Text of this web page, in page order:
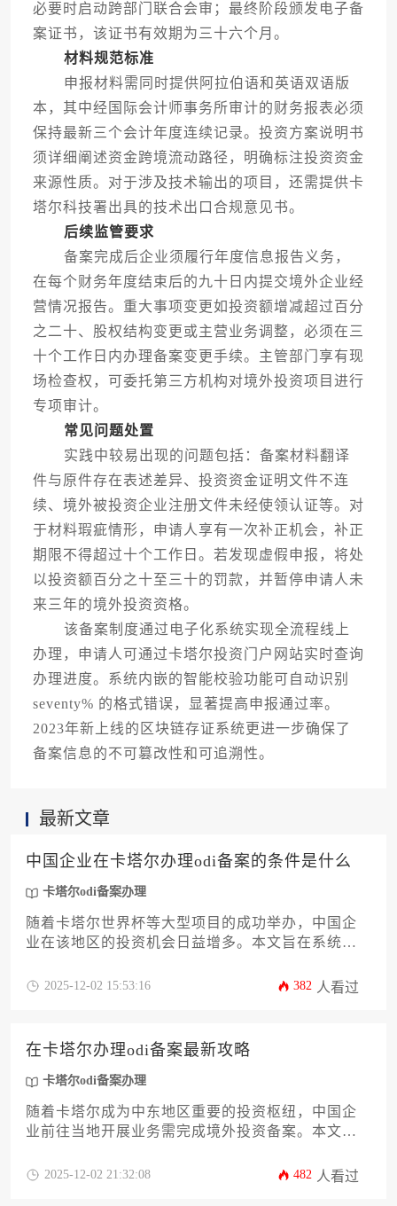
必要时启动跨部门联合会审；最终阶段颁发电子备
案证书，该证书有效期为三十六个月。
材料规范标准
申报材料需同时提供阿拉伯语和英语双语版
本，其中经国际会计师事务所审计的财务报表必须
保持最新三个会计年度连续记录。投资方案说明书
须详细阐述资金跨境流动路径，明确标注投资资金
来源性质。对于涉及技术输出的项目，还需提供卡
塔尔科技署出具的技术出口合规意见书。
后续监管要求
备案完成后企业须履行年度信息报告义务，
在每个财务年度结束后的九十日内提交境外企业经
营情况报告。重大事项变更如投资额增减超过百分
之二十、股权结构变更或主营业务调整，必须在三
十个工作日内办理备案变更手续。主管部门享有现
场检查权，可委托第三方机构对境外投资项目进行
专项审计。
常见问题处置
实践中较易出现的问题包括：备案材料翻译
件与原件存在表述差异、投资资金证明文件不连
续、境外被投资企业注册文件未经使领认证等。对
于材料瑕疵情形，申请人享有一次补正机会，补正
期限不得超过十个工作日。若发现虚假申报，将处
以投资额百分之十至三十的罚款，并暂停申请人未
来三年的境外投资资格。
该备案制度通过电子化系统实现全流程线上
办理，申请人可通过卡塔尔投资门户网站实时查询
办理进度。系统内嵌的智能校验功能可自动识别
seventy% 的格式错误，显著提高申报通过率。
2023年新上线的区块链存证系统更进一步确保了
备案信息的不可篡改性和可追溯性。
最新文章
中国企业在卡塔尔办理odi备案的条件是什么
卡塔尔odi备案办理
随着卡塔尔世界杯等大型项目的成功举办，中国企
业在该地区的投资机会日益增多。本文旨在系统阐
所需满足的条件，涵盖企业资质、资金门槛、行业
者提供实用的操作指南，帮助企业在合规前提下高
效完成境外投资备案程序，把握中东市场发展机
遇。
2025-12-02 15:53:16 382 人看过
在卡塔尔办理odi备案最新攻略
卡塔尔odi备案办理
随着卡塔尔成为中东地区重要的投资枢纽，中国企
业前往当地开展业务需完成境外投资备案。本文为
战指南，涵盖政策解读、材料清单、金融合规及风
2025-12-02 21:32:08 482 人看过